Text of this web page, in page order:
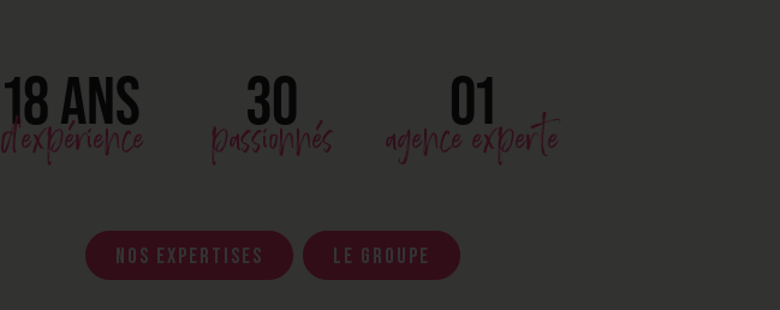
18 ANS
d'expérience 30
passionnés 01
agence experte
Nos expertises Le groupe